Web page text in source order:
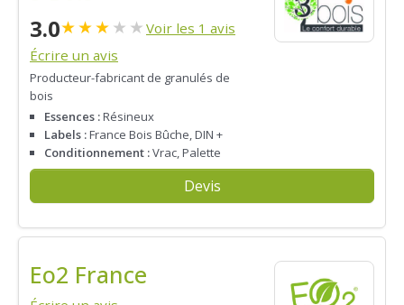
3.0★★★★ ★ Voir les 1 avis
Écrire un avis
Producteur-fabricant de granulés de
bois
Essences :Résineux
Labels :France Bois Bûche, DIN +
Conditionnement :Vrac, Palette
Devis
Eo2 France